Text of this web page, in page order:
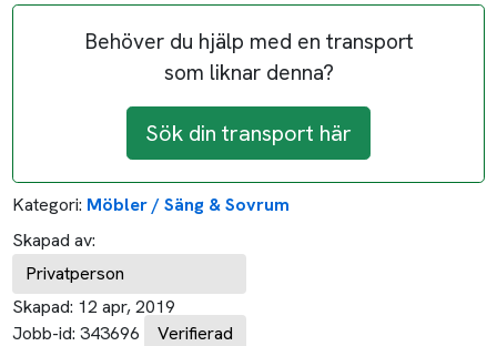
Behöver du hjälp med en transport
som liknar denna?
Sök din transport här
Kategori: Möbler / Säng & Sovrum
Skapad av:
Privatperson
Skapad: 12 apr, 2019
Jobb-id: 343696
Verifierad